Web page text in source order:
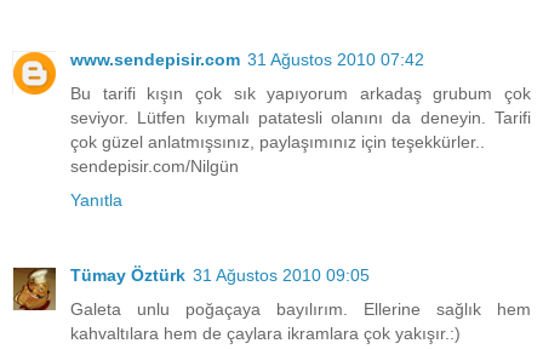
www.sendepisir.com 31 Ağustos 2010 07:42
Bu tarifi kışın çok sık yapıyorum arkadaş grubum çok
seviyor. Lütfen kıymalı patatesli olanını da deneyin. Tarifi
çok güzel anlatmışsınız, paylaşımınız için teşekkürler..
sendepisir.com/Nilgün
Yanıtla
Tümay Öztürk 31 Ağustos 2010 09:05
Galeta unlu poğaçaya bayılırım. Ellerine sağlık hem
kahvaltılara hem de çaylara ikramlara çok yakışır.:)